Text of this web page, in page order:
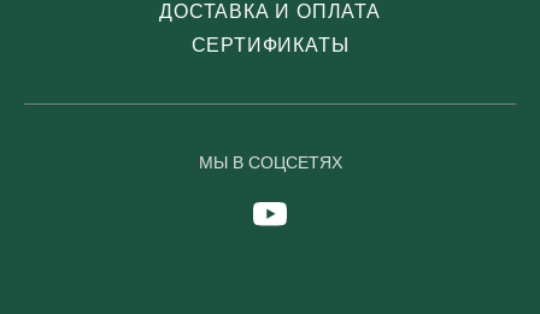
ДОСТАВКА И ОПЛАТА
СЕРТИФИКАТЫ
МЫ В СОЦСЕТЯХ